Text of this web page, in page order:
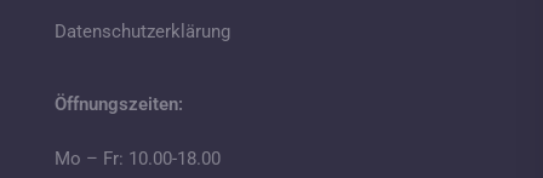
Datenschutzerklärung
Öffnungszeiten:
Mo – Fr: 10.00-18.00